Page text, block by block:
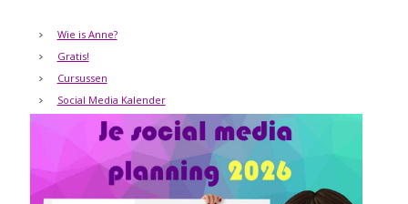
Wie is Anne?
Gratis!
Cursussen
Social Media Kalender